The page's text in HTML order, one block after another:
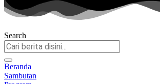
Search
Beranda
Sambutan